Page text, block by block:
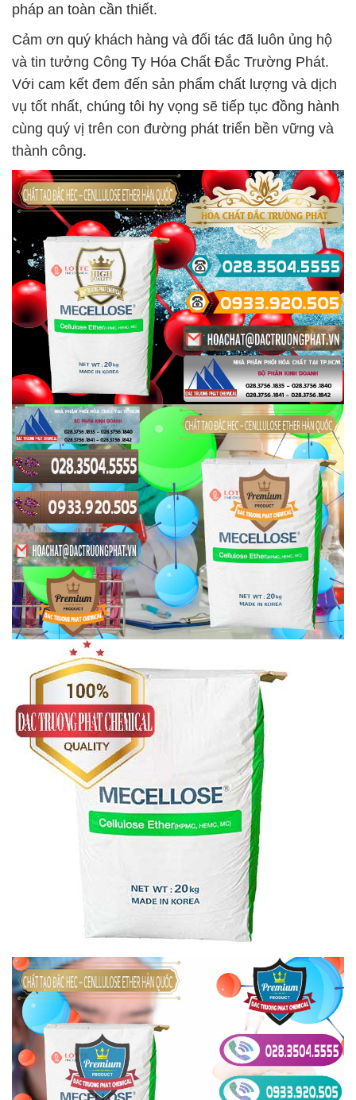
pháp an toàn cần thiết.
Cảm ơn quý khách hàng và đối tác đã luôn ủng hộ
và tin tưởng Công Ty Hóa Chất Đắc Trường Phát.
Với cam kết đem đến sản phẩm chất lượng và dịch
vụ tốt nhất, chúng tôi hy vọng sẽ tiếp tục đồng hành
cùng quý vị trên con đường phát triển bền vững và
thành công.